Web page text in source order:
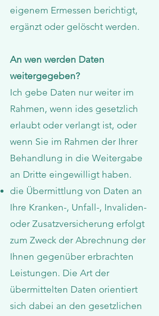
eigenem Ermessen berichtigt,
ergänzt oder gelöscht werden.
An wen werden Daten
weitergegeben?
Ich gebe Daten nur weiter im
Rahmen, wenn ides gesetzlich
erlaubt oder verlangt ist, oder
wenn Sie im Rahmen der Ihrer
Behandlung in die Weitergabe
an Dritte eingewilligt haben.
die Übermittlung von Daten an
Ihre Kranken-, Unfall-, Invaliden-
oder Zusatzversicherung erfolgt
zum Zweck der Abrechnung der
Ihnen gegenüber erbrachten
Leistungen. Die Art der
übermittelten Daten orientiert
sich dabei an den gesetzlichen